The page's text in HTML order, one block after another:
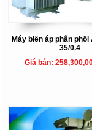
Máy biến áp phân phối
35/0.4
Giá bán: